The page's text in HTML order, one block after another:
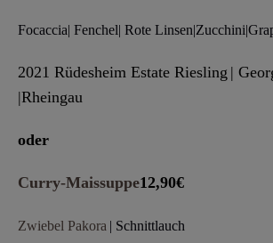
Focaccia| Fenchel| Rote
2021 Rüdesheim Estate Riesling |
|Rheingau
oder
Curry-Maissuppe12,90€
Zwiebel Pakora | Schnittlauch